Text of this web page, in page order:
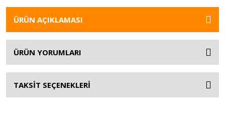
ÜRÜN AÇIKLAMASI
ÜRÜN YORUMLARI
TAKSİT SEÇENEKLERİ